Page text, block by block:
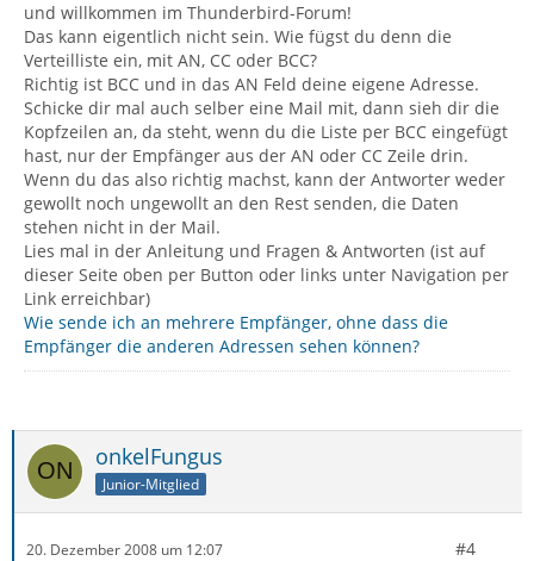
und willkommen im Thunderbird-Forum!
Das kann eigentlich nicht sein. Wie fügst du denn die
Verteilliste ein, mit AN, CC oder BCC?
Richtig ist BCC und in das AN Feld deine eigene Adresse.
Schicke dir mal auch selber eine Mail mit, dann sieh dir die
Kopfzeilen an, da steht, wenn du die Liste per BCC eingefügt
hast, nur der Empfänger aus der AN oder CC Zeile drin.
Wenn du das also richtig machst, kann der Antworter weder
gewollt noch ungewollt an den Rest senden, die Daten
stehen nicht in der Mail.
Lies mal in der Anleitung und Fragen & Antworten (ist auf
dieser Seite oben per Button oder links unter Navigation per
Link erreichbar)
Wie sende ich an mehrere Empfänger, ohne dass die
Empfänger die anderen Adressen sehen können?
onkelFungus
Junior-Mitglied
20. Dezember 2008 um 12:07 #4